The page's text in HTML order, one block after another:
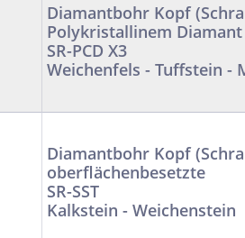
Diamantbohr Kopf
Polykristallinem Diamant
SR-PCD X3
Weichenfels - Tuffstein -
Diamantbohr Kopf
oberflächenbesetzte
SR-SST
Kalkstein - Weichenstein